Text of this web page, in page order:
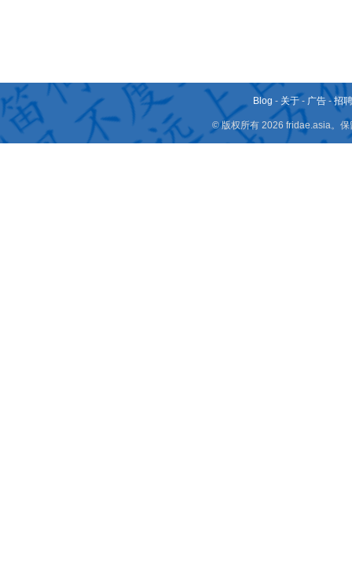
Blog - 关于 - 广告 -招
© 版权所有 2026 fridae.asia。